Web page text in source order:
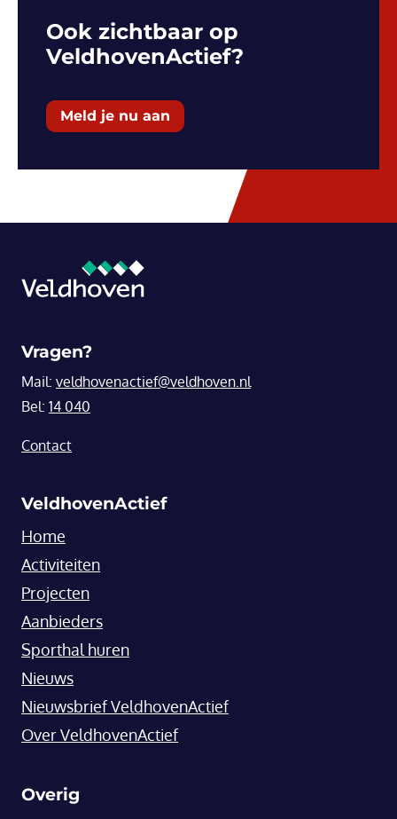
Ook zichtbaar op
VeldhovenActief?
Meld je nu aan
Vragen?
Mail: veldhovenactief@veldhoven.nl
Bel: 14 040
Contact
VeldhovenActief
Home
Activiteiten
Projecten
Aanbieders
Sporthal huren
Nieuws
Nieuwsbrief VeldhovenActief
Over VeldhovenActief
Overig